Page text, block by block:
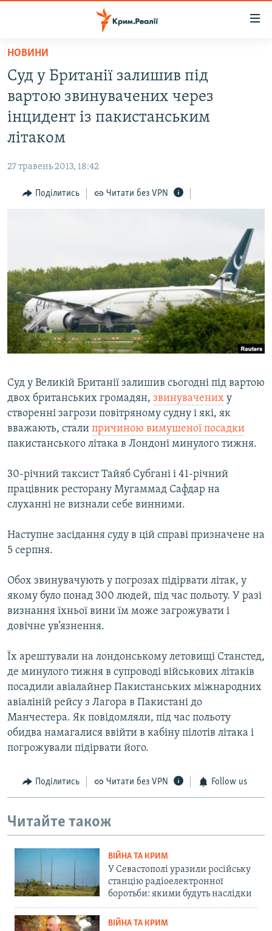
Перейти
основного
матеріалу
Перейти
до
основної
Перейти
пошуку
ВОДА.КРИМ
ВІДЕО ТА ФОТО
ПОЛІТИКА
ПОГЛЯД
ІНТЕРВ'Ю
ВІДЕОУРОКИ «ELIFBE»
СВІДЧЕННЯ ОКУПАЦІЇ
УКРАЇНСЬКА ПРОБЛЕМА КРИМУ
ІНФОГРАФІКА
ЯК ОБІЙТИ БЛОКУВАННЯ
Русский
Qırımtatar
ДОЛУЧАЙСЯ!
Усі сайти RFE/RL
НОВИНИ
Суд у Британії залишив під
вартою звинувачених через
інцидент із пакистанським
літаком
27 травень 2013, 18:42
Поділитись Читати без VPN
Суд у Великій Британії залишив сьогодні під вартою
двох британських громадян, звинувачених у
створенні загрози повітряному судну і які, як
вважають, стали причиною вимушеної посадки
пакистанського літака в Лондоні минулого тижня.
30-річний таксист Тайяб Субгані і 41-річний
працівник ресторану Мугаммад Сафдар на
слуханні не визнали себе винними.
Наступне засідання суду в цій справі призначене на
5 серпня.
Обох звинувачують у погрозах підірвати літак, у
якому було понад 300 людей, під час польоту. У разі
визнання їхньої вини їм може загрожувати і
довічне ув’язнення.
Їх арештували на лондонському летовищі Станстед,
де минулого тижня в супроводі військових літаків
посадили авіалайнер Пакистанських міжнародних
авіаліній рейсу з Лагора в Пакистані до
Манчестера. Як повідомляли, під час польоту
обидва намагалися ввійти в кабіну пілотів літака і
погрожували підірвати його.
Поділитись Читати без VPN Follow us
Читайте також
ВІЙНА ТА КРИМ
У Севастополі уразили російську
станцію радіоелектронної
боротьби: якими будуть наслідки
ВІЙНА ТА КРИМ